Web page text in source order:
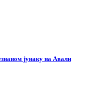
јунаку на Авали